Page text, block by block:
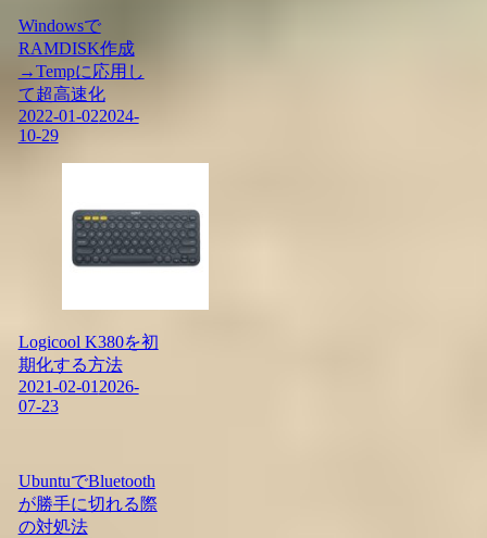
Windowsで
RAMDISK作成
→Tempに応用し
て超高速化
2022-01-022024-
10-29
Logicool K380を初
期化する方法
2021-02-01 2026-
07-23
UbuntuでBluetooth
が勝手に切れる際
の対処法